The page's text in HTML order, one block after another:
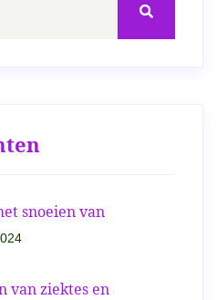
snoeien van
van ziektes en